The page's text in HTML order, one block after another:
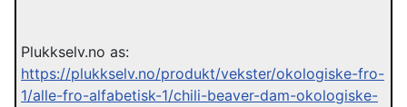
Plukkselv.no as:
https://plukkselv.no/produkt/vekster/okologiske-fro-
1/alle-fro-alfabetisk-1/chili-beaver-dam-okologiske-